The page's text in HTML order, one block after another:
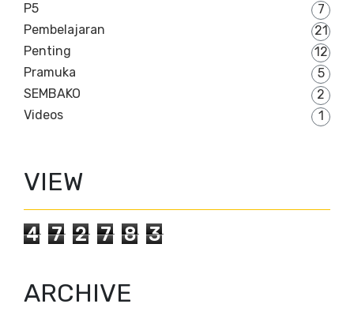
P5
7
Pembelajaran
21
Penting
12
Pramuka
5
SEMBAKO
2
Videos
1
VIEW
4 7 2 7 8 3
ARCHIVE